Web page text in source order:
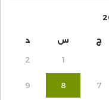
ج س د
1
2
7
8
9